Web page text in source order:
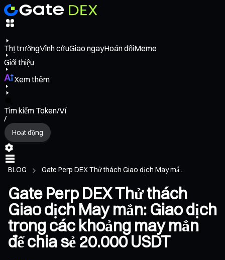
Thị trườngVĩnh cửuGiao ngayHoán đổiMeme
Giới thiệu
Xem thêm
Tìm kiếm Token/Ví
/
Hoạt động
BLOG Gate Perp DEX Thử thách Giao dịch May mắ...
Gate Perp DEX Thử thách
Giao dịch May mắn: Giao dịch
trong các khoảng may mắn
để chia sẻ 20.000 USDT